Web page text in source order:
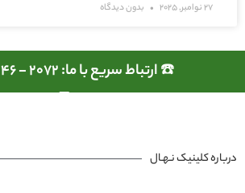
27 نوامبر, 2025 بدون دیدگاه
☎️ ارتباط سریع با ما: 2072 - 346 - 0911
درباره کلینیک نـهـال